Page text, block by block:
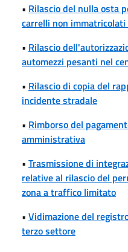
• Rilascio del nulla osta
carrelli non
• Rilascio
automezzi pesanti nel
• Rilascio di copia del
incidente stradale
• Rimborso del
amministrativa
• Trasmissione di
relative al rilascio del
zona a traffico limitato
• Vidimazione del
terzo settore